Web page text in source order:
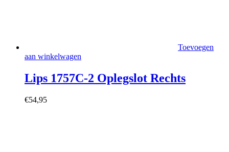
Toevoegen
aan winkelwagen
Lips 1757C-2 Oplegslot Rechts
€54,95